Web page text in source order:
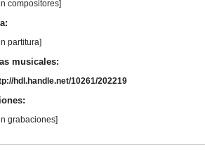
compositores]
partitura]
musicales:
hdl.handle.net/10261/202219
grabaciones]